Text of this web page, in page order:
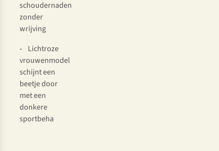
schoudernaden
zonder
wrijving
- Lichtroze
vrouwenmodel
schijnt een
beetje door
met een
donkere
sportbeha